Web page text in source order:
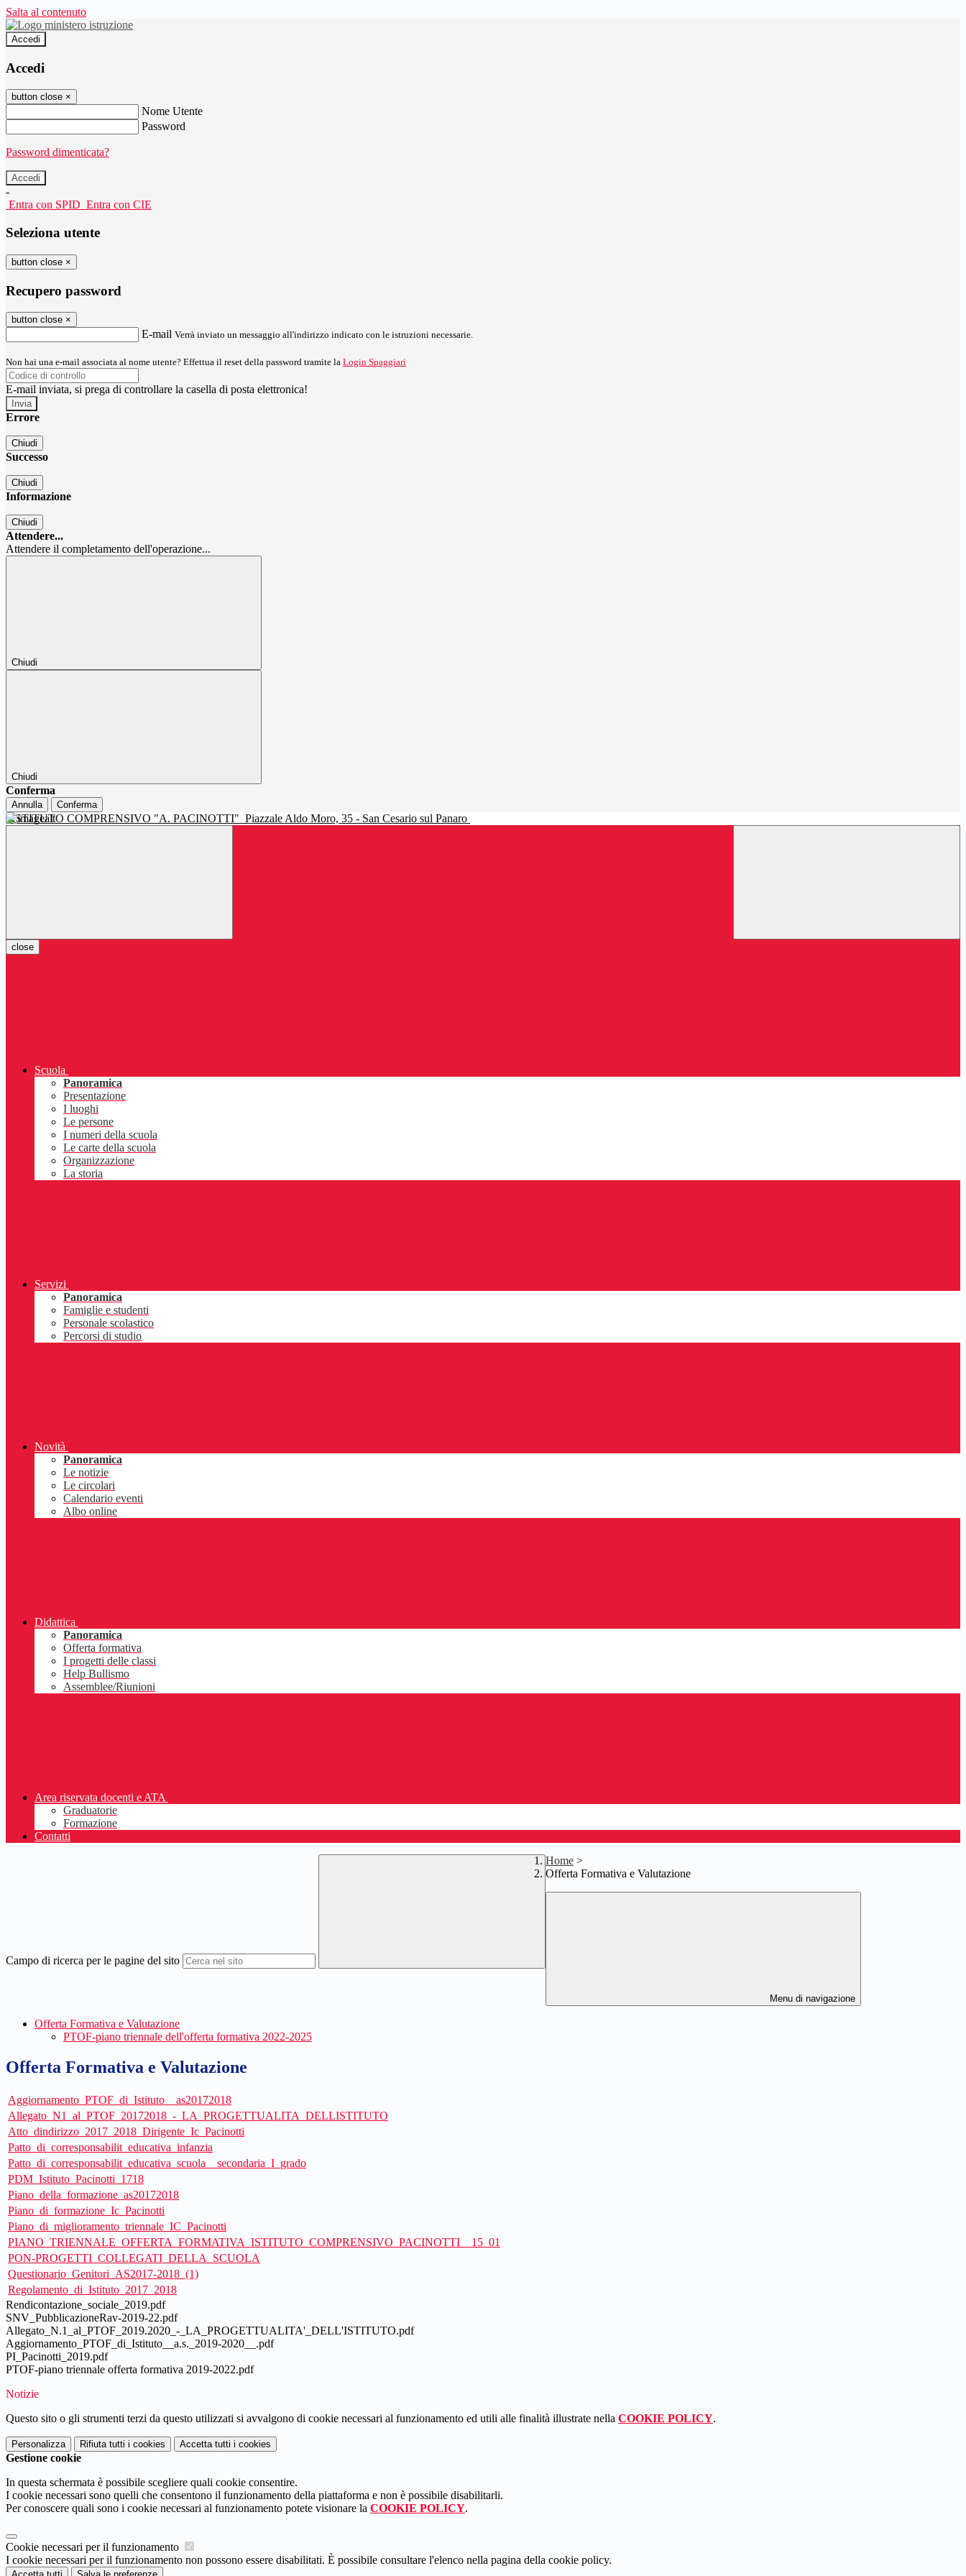
Salta al contenuto
Accedi
Accedi
button close ×
Nome Utente
Password
Password dimenticata?
-
Entra con SPID Entra con CIE
Seleziona utente
button close ×
Recupero password
button close ×
E-mail Verrà inviato un messaggio all'indirizzo indicato con le istruzioni necessarie.
Non hai una e-mail associata al nome utente? Effettua il reset della password tramite la Login Spaggiari
E-mail inviata, si prega di controllare la casella di posta elettronica!
Errore
Chiudi
Successo
Chiudi
Informazione
Chiudi
Attendere...
Attendere il completamento dell'operazione...
Chiudi
Chiudi
Conferma
Annulla Conferma
ISTITUTO COMPRENSIVO "A. PACINOTTI" Piazzale Aldo Moro, 35 - San Cesario sul Panaro
close
Scuola
Panoramica
Presentazione
I luoghi
Le persone
I numeri della scuola
Le carte della scuola
Organizzazione
La storia
Servizi
Panoramica
Famiglie e studenti
Personale scolastico
Percorsi di studio
Novità
Panoramica
Le notizie
Le circolari
Calendario eventi
Albo online
Didattica
Panoramica
Offerta formativa
I progetti delle classi
Help Bullismo
Assemblee/Riunioni
Area riservata docenti e ATA
Graduatorie
Formazione
Contatti
Campo di ricerca per le pagine del sito
Home >
Offerta Formativa e Valutazione
Menu di navigazione
Offerta Formativa e Valutazione
PTOF-piano triennale dell'offerta formativa 2022-2025
Offerta Formativa e Valutazione
Aggiornamento_PTOF_di_Istituto__as20172018
Allegato_N1_al_PTOF_20172018_-_LA_PROGETTUALITA_DELLISTITUTO
Atto_dindirizzo_2017_2018_Dirigente_Ic_Pacinotti
Patto_di_corresponsabilit_educativa_infanzia
Patto_di_corresponsabilit_educativa_scuola__secondaria_I_grado
PDM_Istituto_Pacinotti_1718
Piano_della_formazione_as20172018
Piano_di_formazione_Ic_Pacinotti
Piano_di_miglioramento_triennale_IC_Pacinotti
PIANO_TRIENNALE_OFFERTA_FORMATIVA_ISTITUTO_COMPRENSIVO_PACINOTTI__15_01
PON-PROGETTI_COLLEGATI_DELLA_SCUOLA
Questionario_Genitori_AS2017-2018_(1)
Regolamento_di_Istituto_2017_2018
Rendicontazione_sociale_2019.pdf
SNV_PubblicazioneRav-2019-22.pdf
Allegato_N.1_al_PTOF_2019.2020_-_LA_PROGETTUALITA'_DELL'ISTITUTO.pdf
Aggiornamento_PTOF_di_Istituto__a.s._2019-2020__.pdf
PI_Pacinotti_2019.pdf
PTOF-piano triennale offerta formativa 2019-2022.pdf
Notizie
Questo sito o gli strumenti terzi da questo utilizzati si avvalgono di cookie necessari al funzionamento ed utili alle finalità illustrate nella COOKIE POLICY.
Personalizza Rifiuta tutti i cookies Accetta tutti i cookies
Gestione cookie
In questa schermata è possibile scegliere quali cookie consentire.
I cookie necessari sono quelli che consentono il funzionamento della piattaforma e non è possibile disabilitarli.
Per conoscere quali sono i cookie necessari al funzionamento potete visionare la COOKIE POLICY.
Cookie necessari per il funzionamento
I cookie necessari per il funzionamento non possono essere disabilitati. È possibile consultare l'elenco nella pagina della cookie policy.